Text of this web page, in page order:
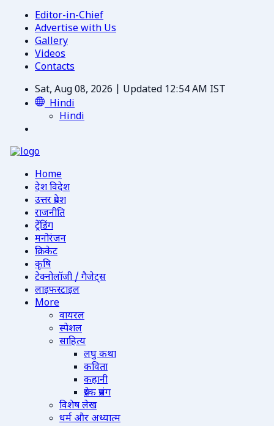
Editor-in-Chief
Advertise with Us
Gallery
Videos
Contacts
Sat, Aug 08, 2026 | Updated 12:54 AM IST
Hindi
Hindi
Home
देश विदेश
उत्तर प्रदेश
राजनीति
ट्रेंडिंग
मनोरंजन
क्रिकेट
कृषि
टेक्नोलॉजी / गैजेट्स
लाइफस्टाइल
More
वायरल
स्पेशल
साहित्य
लघु कथा
कविता
कहानी
प्रेरक प्रसंग
विशेष लेख
धर्म और अध्यात्म